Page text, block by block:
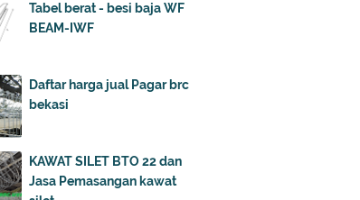
Tabel berat - besi baja WF
BEAM-IWF
Daftar harga jual Pagar brc
bekasi
KAWAT SILET BTO 22 dan
Jasa Pemasangan kawat